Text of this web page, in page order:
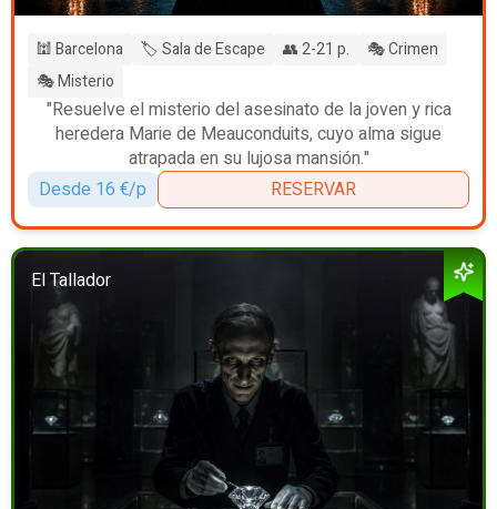
🕍 Barcelona 🏷️ Sala de Escape 👥 2-21 p.
🎭 Crimen
🎭 Misterio
"Resuelve el misterio del asesinato de la joven y rica
heredera Marie de Meauconduits, cuyo alma sigue
atrapada en su lujosa mansión."
Desde 16 €/p
RESERVAR
El Tallador